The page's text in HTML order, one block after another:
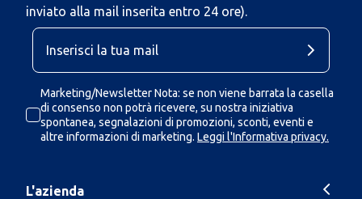
inviato alla mail inserita entro 24 ore).
Marketing/Newsletter Nota: se non viene barrata la casella
di consenso non potrà ricevere, su nostra iniziativa
spontanea, segnalazioni di promozioni, sconti, eventi e
altre informazioni di marketing. Leggi l'Informativa privacy.
L'azienda